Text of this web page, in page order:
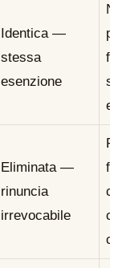
Identica —
stessa
esenzione
Eliminata —
rinuncia
irrevocabile